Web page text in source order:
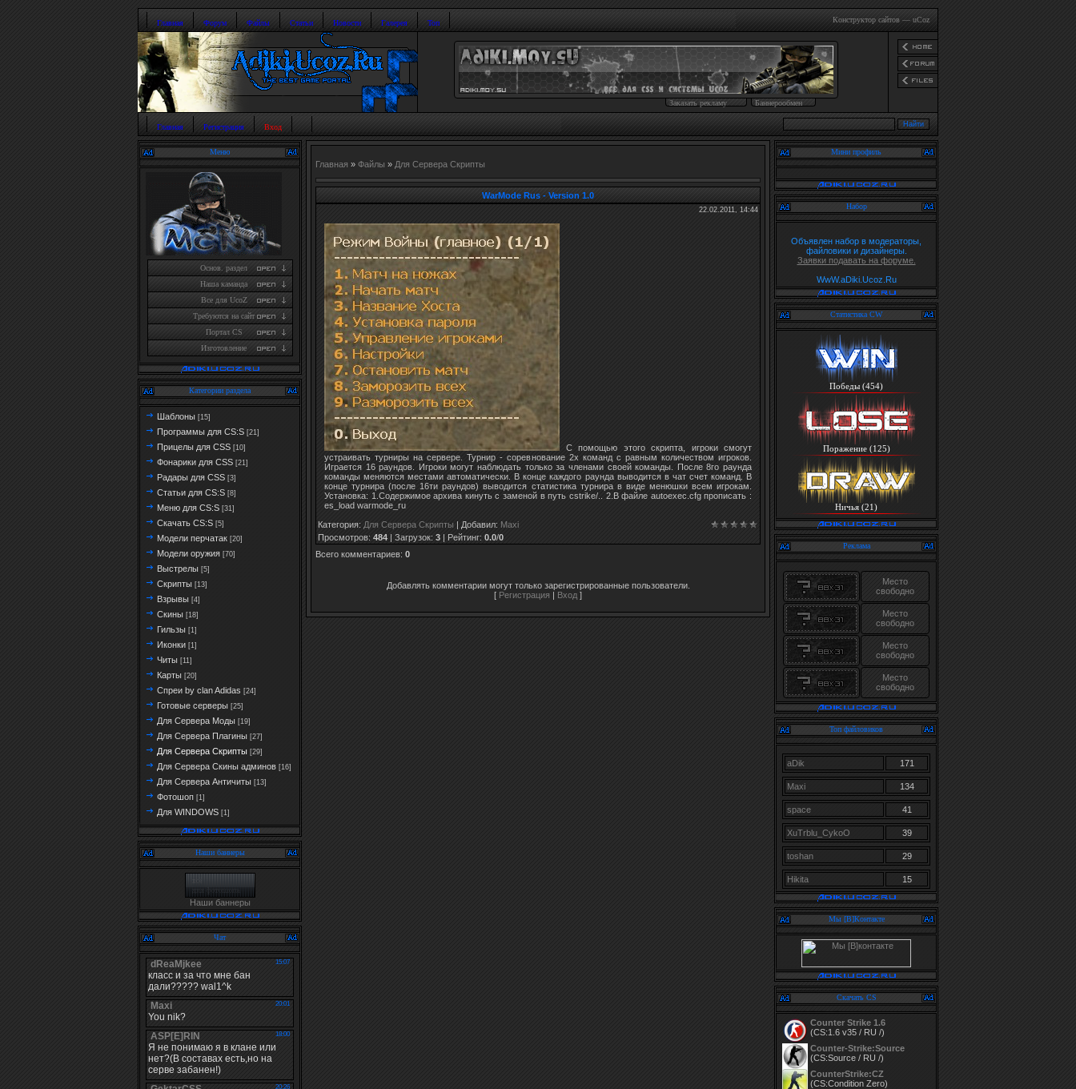
Главная Форум Файлы Статьи Новости Галерея Топ Конструктор сайтов — uCoz
Баннерообмен
Заказать рекламу
Главная Регистрация Вход
Меню
Основ. раздел
Наша каманда
Все для UcoZ
Требуются на сайт
Портал CS
Изготовление
Категории раздела
Шаблоны [15]
Программы для CS:S [21]
Прицелы для CSS [10]
Фонарики для CSS [21]
Радары для CSS [3]
Статьи для CS:S [8]
Меню для CS:S [31]
Скачать CS:S [5]
Модели перчатак [20]
Модели оружия [70]
Выстрелы [5]
Скрипты [13]
Взрывы [4]
Скины [18]
Гильзы [1]
Иконки [1]
Читы [11]
Карты [20]
Спреи by clan Adidas [24]
Готовые серверы [25]
Для Сервера Моды [19]
Для Сервера Плагины [27]
Для Сервера Скрипты [29]
Для Сервера Скины админов [16]
Для Сервера Античиты [13]
Фотошоп [1]
Для WINDOWS [1]
Наши баннеры
Наши баннеры
Чат
Главная » Файлы » Для Сервера Скрипты
WarMode Rus - Version 1.0
22.02.2011, 14:44
С помощью этого скрипта, игроки смогут
устраивать турниры на сервере. Турнир - соревнование 2х команд с равным количеством игроков.
Играется 16 раундов. Игроки могут наблюдать только за членами своей команды. После 8го раунда
команды меняются местами автоматически. В конце каждого раунда выводится в чат счет команд. В
конце турнира (после 16ти раундов) выводится статистика турнира в виде менюшки всем игрокам.
Установка: 1.Содержимое архива кинуть с заменой в путь cstrike/.. 2.В файле autoexec.cfg прописать :
es_load warmode_ru
Категория: Для Сервера Скрипты | Добавил: Maxi
Просмотров: 484 | Загрузок: 3 | Рейтинг: 0.0/0
Всего комментариев: 0
Добавлять комментарии могут только зарегистрированные пользователи.
[ Регистрация | Вход ]
Мини профиль
Набор
Объявлен набор в модераторы,
файловики и дизайнеры.
Заявки подавать на форуме.
WwW.aDiki.Ucoz.Ru
Статистика CW
Победы (454)
Поражение (125)
Ничья (21)
Реклама
Место
свободно
Место
свободно
Место
свободно
Место
свободно
Топ файловиков
aDik 171
Maxi 134
space 41
XuTrblu_CykoO 39
toshan 29
Hikita 15
Мы [В]Контакте
Скачать CS
Counter Strike 1.6
(CS:1.6 v35 / RU /)
Counter-Strike:Source
(CS:Source / RU /)
CounterStrike:CZ
(CS:Condition Zero)